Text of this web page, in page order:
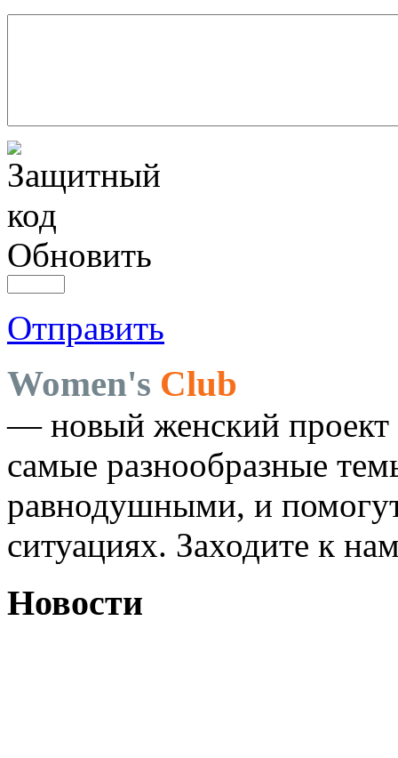
Обновить
Отправить
Women's Club
— новый женский проект
самые разнообразные
равнодушными, и
ситуациях. Заходите к
Новости